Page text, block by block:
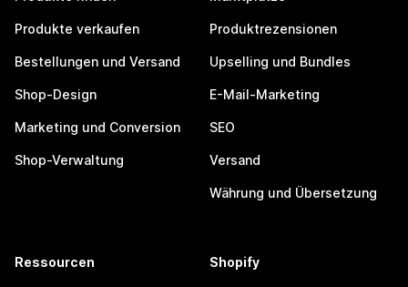
Produkte verkaufen
Bestellungen und Versand
Shop-Design
Marketing und Conversion
Shop-Verwaltung
Produktrezensionen
Upselling und Bundles
E-Mail-Marketing
SEO
Versand
Währung und Übersetzung
Ressourcen Shopify